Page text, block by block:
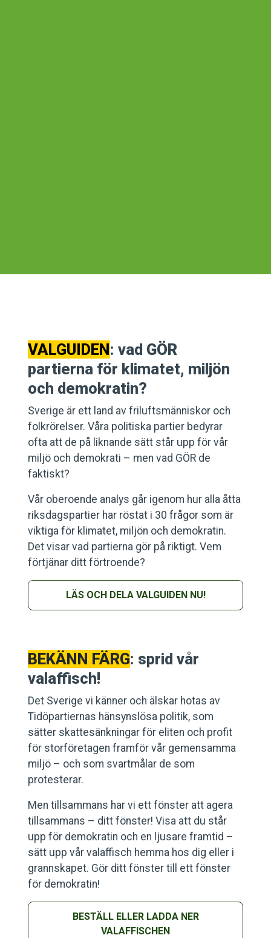
VALGUIDEN: vad GÖR
partierna för klimatet, miljön
och demokratin?
Sverige är ett land av friluftsmänniskor och
folkrörelser. Våra politiska partier bedyrar
ofta att de på liknande sätt står upp för vår
miljö och demokrati – men vad GÖR de
faktiskt?
Vår oberoende analys går igenom hur alla åtta
riksdagspartier har röstat i 30 frågor som är
viktiga för klimatet, miljön och demokratin.
Det visar vad partierna gör på riktigt. Vem
förtjänar ditt förtroende?
LÄS OCH DELA VALGUIDEN NU!
BEKÄNN FÄRG: sprid vår
valaffisch!
Det Sverige vi känner och älskar hotas av
Tidöpartiernas hänsynslösa politik, som
sätter skattesänkningar för eliten och profit
för storföretagen framför vår gemensamma
miljö – och som svartmålar de som
protesterar.
Men tillsammans har vi ett fönster att agera
tillsammans – ditt fönster! Visa att du står
upp för demokratin och en ljusare framtid –
sätt upp vår valaffisch hemma hos dig eller i
grannskapet. Gör ditt fönster till ett fönster
för demokratin!
BESTÄLL ELLER LADDA NER
VALAFFISCHEN